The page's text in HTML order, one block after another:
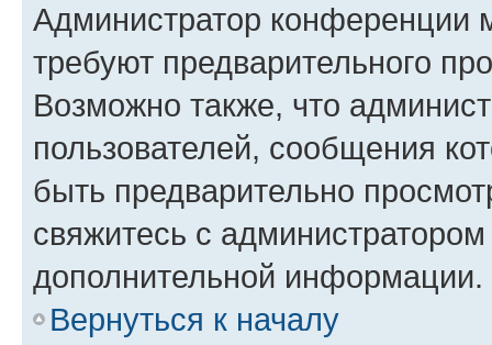
Администратор конференции
требуют предварительного
Возможно также, что
пользователей, сообщения
быть предварительно
свяжитесь с
дополнительной информации.
Вернуться к началу